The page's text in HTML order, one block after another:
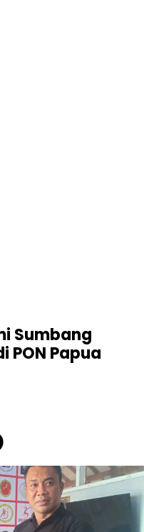
Sumbang
PON Papua